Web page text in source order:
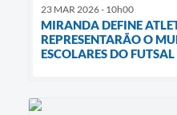
23 MAR 2026 - 10h00
MIRANDA DEFINE
REPRESENTARÃO O
ESCOLARES DO FUTSAL